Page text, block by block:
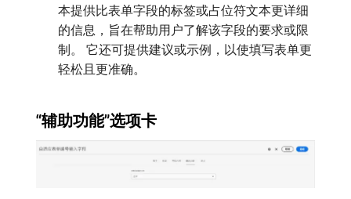
本提供比表单字段的标签或占位符文本更详细
的信息，旨在帮助用户了解该字段的要求或限
制。 它还可提供建议或示例，以使填写表单更
轻松且更准确。
“辅助功能”选项卡